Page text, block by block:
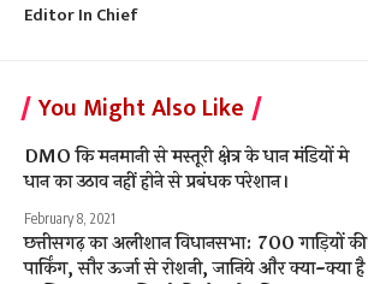
Editor In Chief
You Might Also Like
DMO कि मनमानी से मस्तूरी क्षेत्र के धान मंडियों मे
धान का उठाव नहीं होने से प्रबंधक परेशान।
February 8, 2021
छत्तीसगढ़ का अलीशान विधानसभा: 700 गाड़ियों की
पार्किंग, सौर ऊर्जा से रोशनी, जानिये और क्या-क्या है